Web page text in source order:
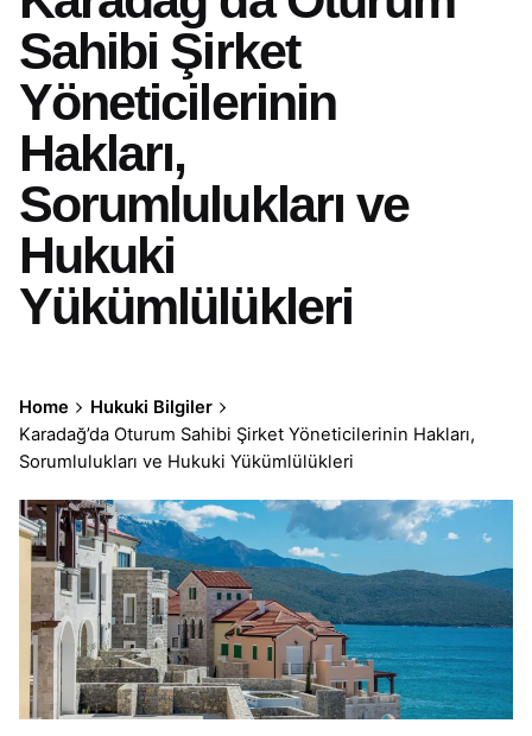
Sahibi Şirket
Yöneticilerinin
Hakları,
Sorumlulukları ve
Hukuki
Yükümlülükleri
Home
Hukuki Bilgiler
Karadağ’da Oturum Sahibi Şirket Yöneticilerinin Hakları,
Sorumlulukları ve Hukuki Yükümlülükleri